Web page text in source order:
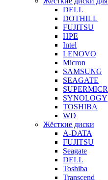
DELL
DOTHILL
FUJITSU
HPE
Intel
LENOVO
Micron
SAMSUNG
SEAGATE
SYNOLOGY
TOSHIBA
WD
Жёсткие диски
A-DATA
FUJITSU
Seagate
DELL
Toshiba
Transcend